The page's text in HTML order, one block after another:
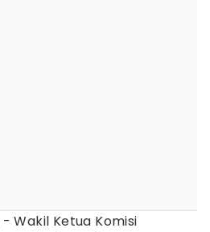
- Wakil Ketua Komisi